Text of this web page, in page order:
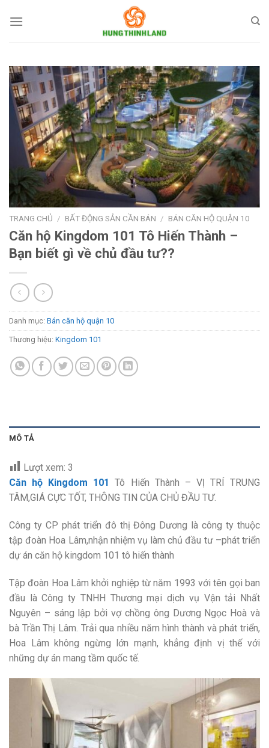
qua
TRANG CHỦ / BẤT ĐỘNG SẢN CẦN BÁN / BÁN CĂN HỘ QUẬN 10
Căn hộ Kingdom 101 Tô Hiến Thành –
Bạn biết gì về chủ đầu tư??
Danh mục: Bán căn hộ quận 10
Thương hiệu: Kingdom 101
MÔ TẢ
Lượt xem: 3
Căn hộ Kingdom 101
Tô Hiến Thành – VỊ TRÍ TRUNG
TÂM,GIÁ CỰC TỐT, THÔNG TIN CỦA CHỦ ĐẦU TƯ.
Công ty CP phát triển đô thị Đông Dương là công ty thuộc
tập đoàn Hoa Lâm,nhận nhiệm vụ làm chủ đầu tư –phát triển
dự án căn hộ kingdom 101 tô hiến thành
Tập đoàn Hoa Lâm khởi nghiệp từ năm 1993 với tên gọi ban
đầu là Công ty TNHH Thương mại dịch vụ Vận tải Nhất
Nguyên – sáng lập bởi vợ chồng ông Dương Ngọc Hoà và
bà Trần Thị Lâm. Trải qua nhiều năm hình thành và phát triển,
Hoa Lâm không ngừng lớn mạnh, khẳng định vị thế với
những dự án mang tầm quốc tế.